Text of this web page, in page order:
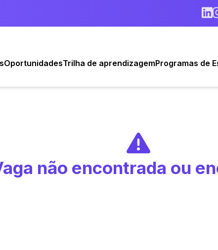
OportunidadesTrilha de aprendizagemProgramas de
não encontrada ou